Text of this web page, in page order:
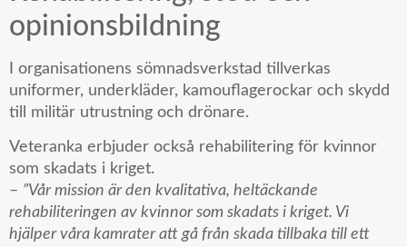
opinionsbildning
I organisationens sömnadsverkstad tillverkas
uniformer, underkläder, kamouflagerockar och skydd
till militär utrustning och drönare.
Veteranka erbjuder också rehabilitering för kvinnor
som skadats i kriget.
– ”Vår mission är den kvalitativa, heltäckande
rehabiliteringen av kvinnor som skadats i kriget. Vi
hjälper våra kamrater att gå från skada tillbaka till ett